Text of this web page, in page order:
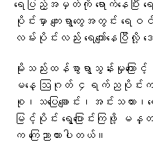
ရေပြည့်အမှတ်ကို ရောက်နေပြီး
ပိုင်းမှာ ကျေးရွာတွေအတွင်း ရ
လမ်းပိုင်းလည်း ရေကျော်နေပြီလို့
မိုးသည်းထန်စွာရွာသွန်းမှုကြော
မနေ့ ဩဂုတ် ၄ရက်ညပိုင်းက
စု၊သပြေချောင်း၊အင်းသကား
မြင့်ပိုင်း ရွေ့ပြောင်းကြဖို့
က ကြေညာထားပါတယ်။